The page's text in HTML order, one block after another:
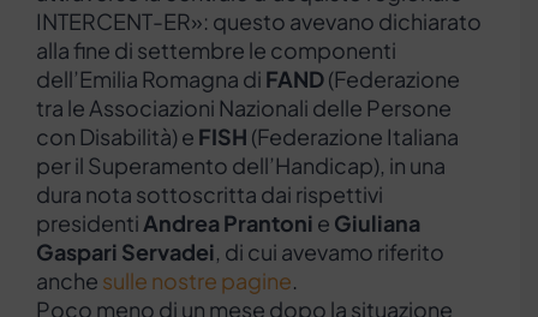
INTERCENT-ER»: questo avevano dichiarato
alla fine di settembre le componenti
dell’Emilia Romagna di FAND(Federazione
tra le Associazioni Nazionali delle Persone
con Disabilità) e FISH (Federazione Italiana
per il Superamento dell’Handicap), in una
dura nota sottoscritta dai rispettivi
presidenti Andrea Prantoni e Giuliana
Gaspari Servadei , di cui avevamo riferito
anche sulle nostre pagine
Poco meno di un mese dopo la situazione